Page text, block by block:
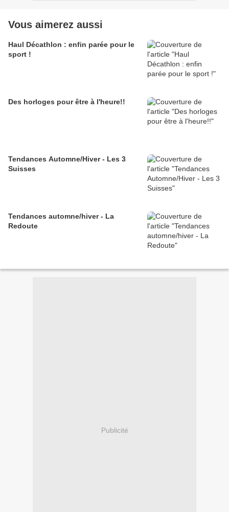
Vous aimerez aussi
Haul Décathlon : enfin parée pour le
sport !
Des horloges pour être à l'heure!!
Tendances Automne/Hiver - Les 3
Suisses
Tendances automne/hiver - La
Redoute
Publicité